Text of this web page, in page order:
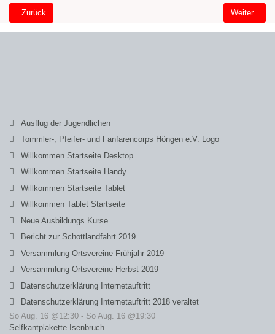
Vorheriger Beitrag: Bericht zur Schottlandfahrt 2019
Zurück Nächster
Weiter
Ausflug der Jugendlichen
Tommler-, Pfeifer- und Fanfarencorps Höngen e.V. Logo
Willkommen Startseite Desktop
Willkommen Startseite Handy
Willkommen Startseite Tablet
Willkommen Tablet Startseite
Neue Ausbildungs Kurse
Bericht zur Schottlandfahrt 2019
Versammlung Ortsvereine Frühjahr 2019
Versammlung Ortsvereine Herbst 2019
Datenschutzerklärung Internetauftritt
Datenschutzerklärung Internetauftritt 2018 veraltet
So Aug. 16 @12:30 - So Aug. 16 @19:30
Selfkantplakette Isenbruch